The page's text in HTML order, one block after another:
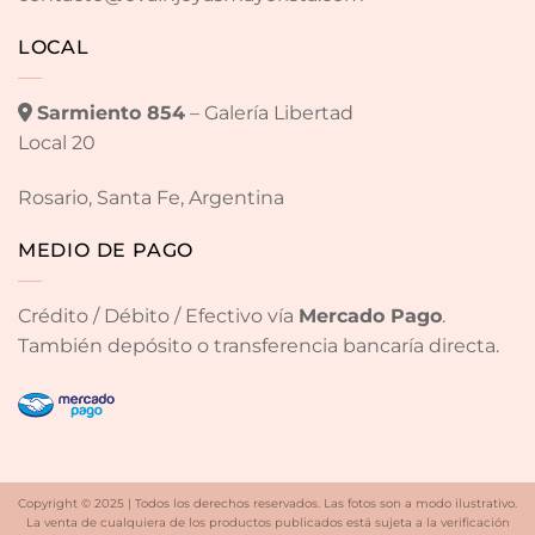
LOCAL
Sarmiento 854– Galería Libertad
Local 20
Rosario, Santa Fe, Argentina
MEDIO DE PAGO
Crédito / Débito / Efectivo vía Mercado Pago.
También depósito o transferencia bancaría directa.
Copyright © 2025 | Todos los derechos reservados. Las fotos son a modo ilustrativo.
La venta de cualquiera de los productos publicados está sujeta a la verificación